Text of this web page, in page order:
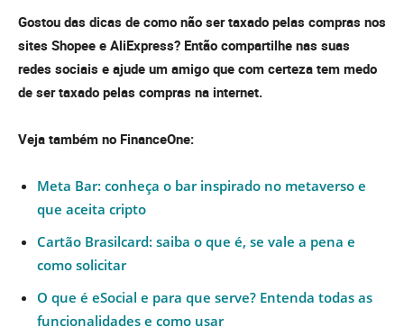
Gostou das dicas de como não ser taxado pelas compras nos
sites Shopee e AliExpress? Então compartilhe nas suas
redes sociais e ajude um amigo que com certeza tem medo
de ser taxado pelas compras na internet.
Veja também no FinanceOne:
Meta Bar: conheça o bar inspirado no metaverso e
que aceita cripto
Cartão Brasilcard: saiba o que é, se vale a pena e
como solicitar
O que é eSocial e para que serve? Entenda todas as
funcionalidades e como usar